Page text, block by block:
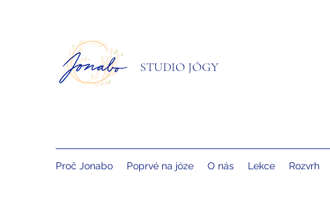
STUDIO JÓGY
Proč Jonabo Poprvé na józe O nás Lekce Rozvrh